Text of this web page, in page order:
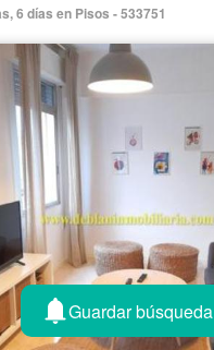
6 días en Pisos - 533751
Guardar búsqueda